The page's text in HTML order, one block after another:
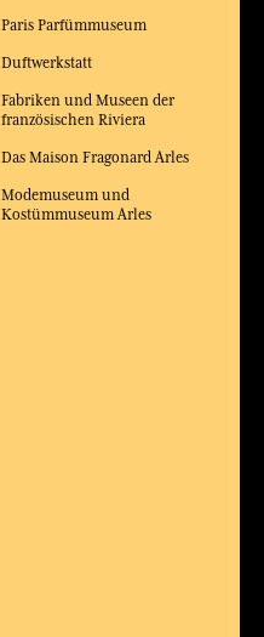
Paris Parfümmuseum
Duftwerkstatt
Fabriken und Museen der
französischen Riviera
Das Maison Fragonard Arles
Modemuseum und
Kostümmuseum Arles